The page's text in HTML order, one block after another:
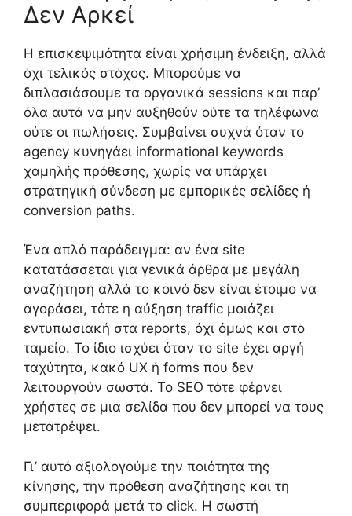
Δεν Αρκεί
Η επισκεψιμότητα είναι χρήσιμη ένδειξη, αλλά
όχι τελικός στόχος. Μπορούμε να
διπλασιάσουμε τα οργανικά sessions και παρ’
όλα αυτά να μην αυξηθούν ούτε τα τηλέφωνα
ούτε οι πωλήσεις. Συμβαίνει συχνά όταν το
agency κυνηγάει informational keywords
χαμηλής πρόθεσης, χωρίς να υπάρχει
στρατηγική σύνδεση με εμπορικές σελίδες ή
conversion paths.
Ένα απλό παράδειγμα: αν ένα site
κατατάσσεται για γενικά άρθρα με μεγάλη
αναζήτηση αλλά το κοινό δεν είναι έτοιμο να
αγοράσει, τότε η αύξηση traffic μοιάζει
εντυπωσιακή στα reports, όχι όμως και στο
ταμείο. Το ίδιο ισχύει όταν το site έχει αργή
ταχύτητα, κακό UX ή forms που δεν
λειτουργούν σωστά. Το SEO τότε φέρνει
χρήστες σε μια σελίδα που δεν μπορεί να τους
μετατρέψει.
Γι’ αυτό αξιολογούμε την ποιότητα της
κίνησης, την πρόθεση αναζήτησης και τη
συμπεριφορά μετά το click. Η σωστή